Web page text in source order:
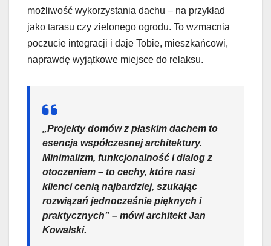
możliwość wykorzystania dachu – na przykład
jako tarasu czy zielonego ogrodu. To wzmacnia
poczucie integracji i daje Tobie, mieszkańcowi,
naprawdę wyjątkowe miejsce do relaksu.
„Projekty domów z płaskim dachem to
esencja współczesnej architektury.
Minimalizm, funkcjonalność i dialog z
otoczeniem – to cechy, które nasi
klienci cenią najbardziej, szukając
rozwiązań jednocześnie pięknych i
praktycznych” – mówi architekt Jan
Kowalski.